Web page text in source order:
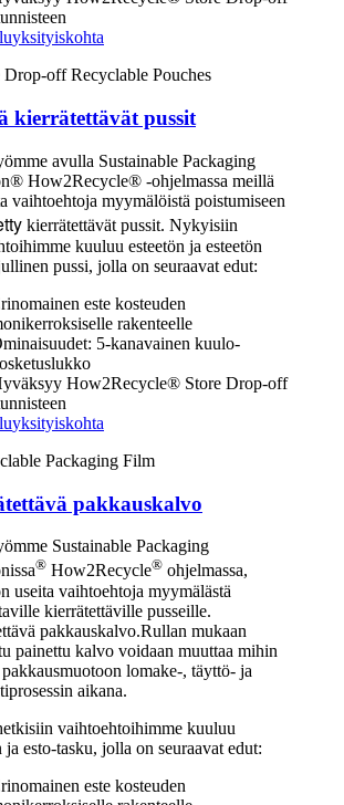
yksityiskohta
kierrätettävät pussit
avulla Sustainable Packaging
How2Recycle® -ohjelmassa meillä
vaihtoehtoja myymälöistä poistumiseen
kierrätettävät pussit. Nykyisiin
kuuluu esteetön ja esteetön
pussi, jolla on seuraavat edut:
este kosteuden
rakenteelle
5-kanavainen kuulo-
How2Recycle® Store Drop-off
yksityiskohta
pakkauskalvo
Sustainable Packaging
® How2Recycle® ohjelmassa,
useita vaihtoehtoja myymälästä
kierrätettäville pusseille.
pakkauskalvo.Rullan mukaan
painettu kalvo voidaan muuttaa mihin
pakkausmuotoon lomake-, täyttö- ja
aikana.
vaihtoehtoihimme kuuluu
ja esto-tasku, jolla on seuraavat edut:
este kosteuden